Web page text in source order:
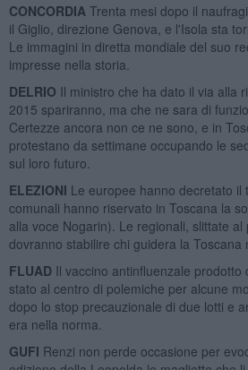
CONCORDIA Trenta mesi dopo il
il Giglio, direzione Genova, e l'Isola sta
Le immagini in diretta mondiale del suo
impresse nella storia.
DELRIO Il ministro che ha dato il via alla
2015 spariranno, ma che ne sara di
Certezze ancora non ce ne sono, e in
protestano da settimane occupando le
sul loro futuro.
ELEZIONI Le europee hanno decretato il
comunali hanno riservato in Toscana la
alla voce Nogarin). Le regionali, slittate al
dovranno stabilire chi guidera la Toscana
FLUADIl vaccino antinfluenzale prodotto
stato al centro di polemiche per alcune
dopo lo stop precauzionale di due lotti e
era nella norma.
GUFI Renzi non perde occasione per